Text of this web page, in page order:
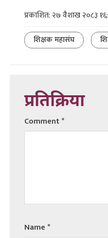
प्रकाशित: २७ वैशाख २०८३
शिक्षक महासंघ
प्रतिक्रिया
Comment*
Name*